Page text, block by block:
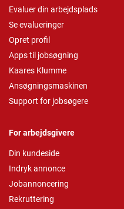
Evaluer din arbejdsplads
Se evalueringer
Opret profil
Apps til jobsøgning
Kaares Klumme
Ansøgningsmaskinen
Support for jobsøgere
For arbejdsgivere
Din kundeside
Indryk annonce
Jobannoncering
Rekruttering